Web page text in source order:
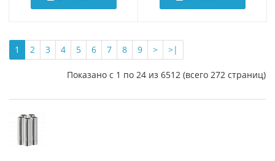
1 2 3 4 5 6 7 8 9 > >|
Показано с 1 по 24 из 6512 (всего 272 страниц)